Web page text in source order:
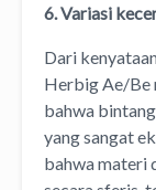
6. Variasi
Dari
Herbig Ae/Be
bahwa
yang sangat
bahwa materi